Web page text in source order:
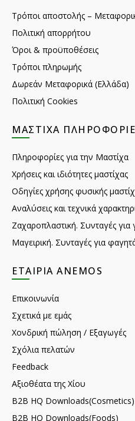
Τρόποι αποστολής –
Πολιτική απορρήτου
Όροι & προϋποθέσεις
Τρόποι πληρωμής
Δωρεάν Μεταφορικά (Ελλάδα)
Πολιτική Cookies
ΜΑΣΤΊΧΑ
Πληροφορίες για την Μαστίχα
Χρήσεις και ιδιότητες μαστίχας
Οδηγίες χρήσης φυσικής
Αναλύσεις και τεχνικά
Ζαχαροπλαστική. Συνταγές
Μαγειρική. Συνταγές για
ΕΤΑΙΡΊΑ ANEMOS
Επικοινωνία
Σχετικά με εμάς
Χονδρική πώληση / Εξαγωγές
Σχόλια πελατών
Feedback
Αξιοθέατα της Χίου
B2B HQ Downloads(Cosmetics)
B2B HQ Downloads(Foods)